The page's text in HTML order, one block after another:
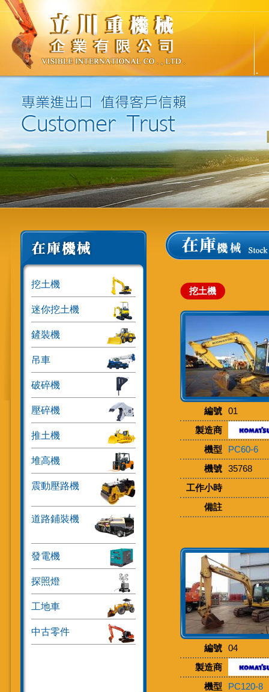
挖土機
迷你挖土機
鏟裝機
吊車
破碎機
壓碎機
推土機
堆高機
震動壓路機
道路鋪裝機
發電機
探照燈
工地車
中古零件
挖土機
編號
01
製造商
機型
PC60-6
機號
35768
工作小時
備註
編號
04
製造商
機型
PC120-8